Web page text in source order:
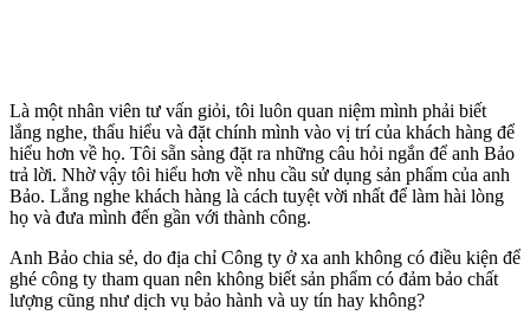
Là một nhân viên tư vấn giỏi, tôi luôn quan niệm mình phải biết
lắng nghe, thẩu hiểu và đặt chính mình vào vị trí của khách hàng để
hiểu hơn về họ. Tôi sẵn sàng đặt ra những câu hỏi ngắn để anh Bảo
trả lời. Nhờ vậy tôi hiểu hơn về nhu cầu sử dụng sản phẩm của anh
Bảo. Lắng nghe khách hàng là cách tuyệt vời nhất để làm hài lòng
họ và đưa mình đến gần với thành công.
Anh Bảo chia sẻ, do địa chỉ Công ty ở xa anh không có điều kiện để
ghé công ty tham quan nên không biết sản phẩm có đảm bảo chất
lượng cũng như dịch vụ bảo hành và uy tín hay không?